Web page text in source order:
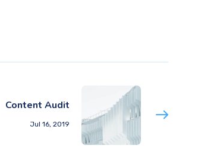
Content Audit
Jul 16, 2019